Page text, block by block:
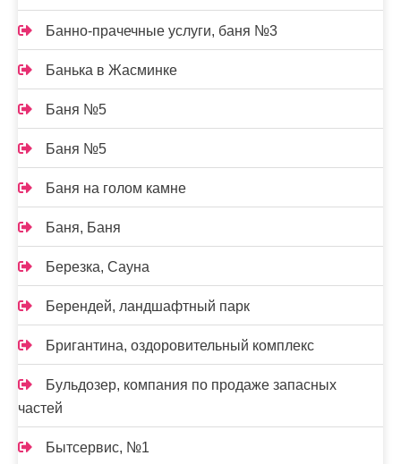
Банно-прачечные услуги, баня №3
Банька в Жасминке
Баня №5
Баня №5
Баня на голом камне
Баня, Баня
Березка, Сауна
Берендей, ландшафтный парк
Бригантина, оздоровительный комплекс
Бульдозер, компания по продаже запасных
частей
Бытсервис, №1